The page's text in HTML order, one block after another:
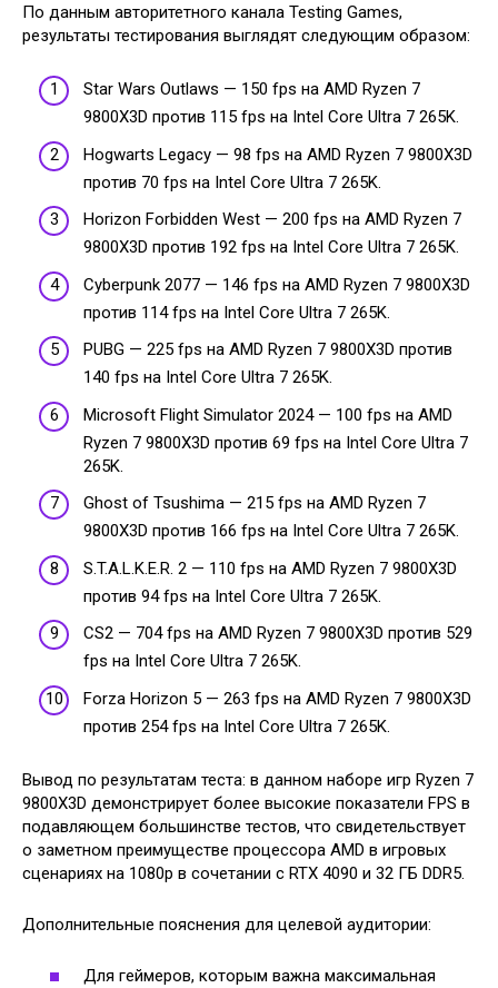
По данным авторитетного канала Testing Games,
результаты тестирования выглядят следующим образом:
Star Wars Outlaws — 150 fps на AMD Ryzen 7
9800X3D против 115 fps на Intel Core Ultra 7 265K.
Hogwarts Legacy — 98 fps на AMD Ryzen 7 9800X3D
против 70 fps на Intel Core Ultra 7 265K.
Horizon Forbidden West — 200 fps на AMD Ryzen 7
9800X3D против 192 fps на Intel Core Ultra 7 265K.
Cyberpunk 2077 — 146 fps на AMD Ryzen 7 9800X3D
против 114 fps на Intel Core Ultra 7 265K.
PUBG — 225 fps на AMD Ryzen 7 9800X3D против
140 fps на Intel Core Ultra 7 265K.
Microsoft Flight Simulator 2024 — 100 fps на AMD
Ryzen 7 9800X3D против 69 fps на Intel Core Ultra 7
265K.
Ghost of Tsushima — 215 fps на AMD Ryzen 7
9800X3D против 166 fps на Intel Core Ultra 7 265K.
S.T.A.L.K.E.R. 2 — 110 fps на AMD Ryzen 7 9800X3D
против 94 fps на Intel Core Ultra 7 265K.
CS2 — 704 fps на AMD Ryzen 7 9800X3D против 529
fps на Intel Core Ultra 7 265K.
Forza Horizon 5 — 263 fps на AMD Ryzen 7 9800X3D
против 254 fps на Intel Core Ultra 7 265K.
Вывод по результатам теста: в данном наборе игр Ryzen 7
9800X3D демонстрирует более высокие показатели FPS в
подавляющем большинстве тестов, что свидетельствует
о заметном преимуществе процессора AMD в игровых
сценариях на 1080p в сочетании с RTX 4090 и 32 ГБ DDR5.
Дополнительные пояснения для целевой аудитории:
Для геймеров, которым важна максимальная